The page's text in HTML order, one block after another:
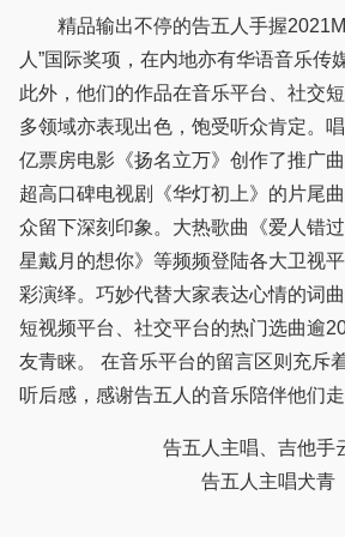
精品输出不停的告五人手握
人”国际奖项，在内地亦有华语音乐传
此外，他们的作品在音乐平台、社交
多领域亦表现出色，饱受听众肯定。
亿票房电影《扬名立万》创作了推广
超高口碑电视剧《华灯初上》的片尾
众留下深刻印象。大热歌曲《爱人错
星戴月的想你》等频频登陆各大卫视
彩演绎。巧妙代替大家表达心情的词
短视频平台、社交平台的热门选曲逾
友青睐。 在音乐平台的留言区则充斥
听后感，感谢告五人的音乐陪伴他们
告五人主唱、吉他手
告五人主唱犬青